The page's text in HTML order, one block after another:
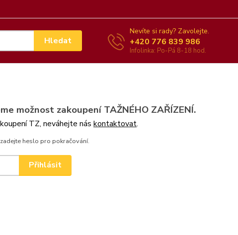
Hledat
Nevíte si rady? Zavolejte.
+420 776 839 986
Infolinka: Po-Pá 8-18 hod.
možnost zakoupení TAŽNÉHO ZAŘÍZENÍ.
TZ, neváhejte nás kontaktovat.
heslo pro pokračování.